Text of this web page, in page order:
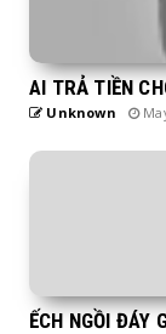
AI TRẢ TIỀN
Unknown
ẾCH NGỒI ĐÁY